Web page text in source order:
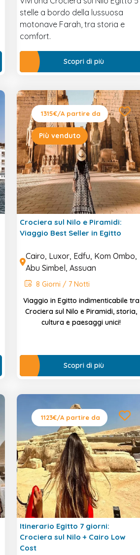
stelle a bordo della lussuosa
motonave Farah, tra storia e
comfort.
Scopri di più
1315€/A partire da
Più venduto
Crociera sul Nilo e Piramidi:
Viaggio Best Seller in Egitto
Cairo, Luxor, Edfu, Kom Ombo,
Abu Simbel, Assuan
8 Giorni / 7 Notti
Viaggio in Egitto indimenticabile tra
Crociera sul Nilo e Piramidi, storia,
cultura e paesaggi unici!
Scopri di più
1123€/A partire da
Itinerario Egitto 7 giorni:
Crociera sul Nilo + Cairo Low
Cost